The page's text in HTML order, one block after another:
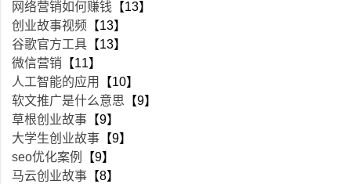
网络营销如何赚钱 【13】
创业故事视频 【13】
谷歌官方工具 【13】
微信营销 【11】
人工智能的应用
【10】
软文推广是什么意思 【9】
草根创业故事 【9】
大学生创业故事 【9】
seo优化案例
【9】
马云创业故事 【8】